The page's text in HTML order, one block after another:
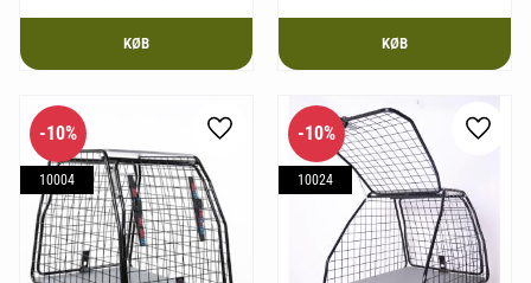
KØB KØB
10%
10004
Gem som favorit
10%
10024
Gem